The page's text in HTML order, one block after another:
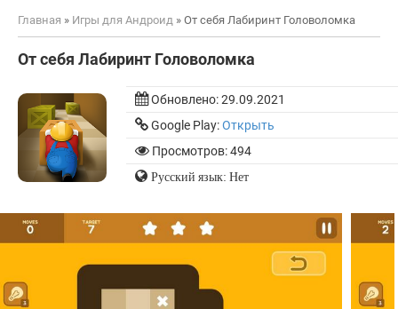
к
Главная » Игры для Андроид » От себя Лабиринт Головоломка
От себя Лабиринт Головоломка
Обновлено:29.09.2021
Google Play:Открыть
Просмотров: 494
Русский язык: Нет